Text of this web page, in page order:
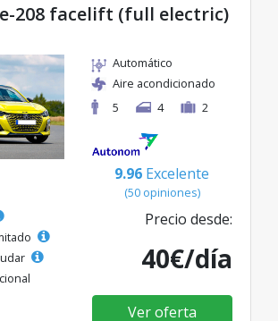
208 facelift (full electric)
Automático
Aire acondicionado
5
4 2
9.96 Excelente
(50 opiniones)
Precio desde:
40€/día
Ver oferta